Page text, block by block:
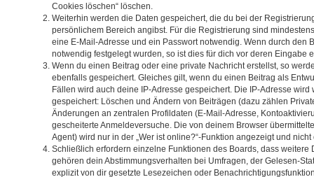
Cookies löschen“ löschen.
Weiterhin werden die Daten gespeichert, die du bei der
persönlichem Bereich angibst. Für die Registrierung sind
eine E-Mail-Adresse und ein Passwort notwendig. Wenn durch den
notwendig festgelegt wurden, so ist dies für dich vor deren Eingabe
Wenn du einen Beitrag oder eine private Nachricht erstellst, so
ebenfalls gespeichert. Gleiches gilt, wenn du einen Beitrag als
Fällen wird auch deine IP-Adresse gespeichert. Die IP-Adresse
gespeichert: Löschen und Ändern von Beiträgen (dazu zählen
Änderungen an zentralen Profildaten (E-Mail-Adresse,
gescheiterte Anmeldeversuche. Die von deinem Browser
Agent) wird nur in der „Wer ist online?“-Funktion angezeigt und
Schließlich erfordern einzelne Funktionen des Boards, dass weitere
gehören dein Abstimmungsverhalten bei Umfragen, der Gelesen-
explizit von dir gesetzte Lesezeichen oder